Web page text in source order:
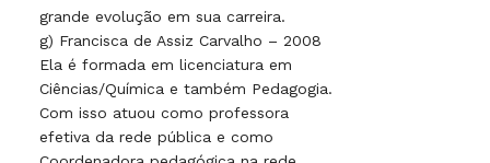
grande evolução em sua carreira.
g) Francisca de Assiz Carvalho – 2008
Ela é formada em licenciatura em
Ciências/Química e também Pedagogia.
Com isso atuou como professora
efetiva da rede pública e como